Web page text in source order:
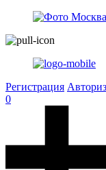
Регистрация
0